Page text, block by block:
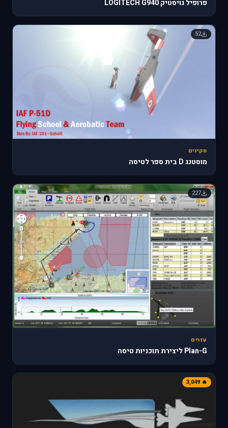
פרופיל גויסטיק LOGITECH G940
52
סקינים
מוסטנג D בית ספר לטיסה
227
עזרים
Plan-G ליצירת תוכניות טיסה
🔥 3,049